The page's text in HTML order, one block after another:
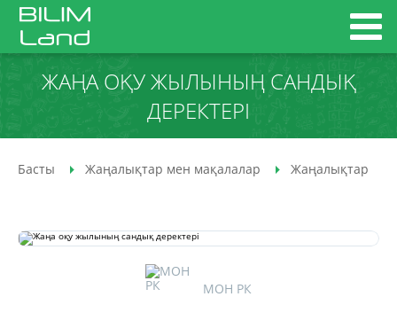
ЖАҢА ОҚУ ЖЫЛЫНЫҢ САНДЫҚ
ДЕРЕКТЕРІ
Басты Жаңалықтар мен мақалалар Жаңалықтар
МОН РК